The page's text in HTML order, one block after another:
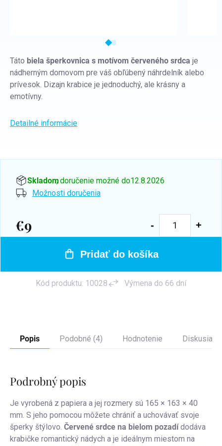
Táto biela šperkovnica s motívom červeného srdca je
nádherným domovom pre váš obľúbený náhrdelník alebo
prívesok. Dizajn krabice je jednoduchý, ale krásny a
emotívny.
Detailné informácie
Skladom, doručenie možné do12.8.2026
Možnosti doručenia
€9
Jednotková
Pridať do košíka
Kód produktu: 10028 Výmena do 66 dní
Popis Podobné (4) Hodnotenie Diskusia
Podrobný popis
Je vyrobená z papiera a jej rozmery sú 165 × 163 × 40
mm. S jeho pomocou môžete chrániť a uchovávať svoje
šperky štýlovo. Červené srdce na bielom pozadídodáva
krabičke romantický nádych a je ideálnym miestom na